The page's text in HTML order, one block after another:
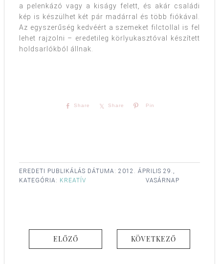
a pelenkázó vagy a kiságy felett, és akár családi
kép is készülhet két pár madárral és több fiókával.
Az egyszerűség kedvéért a szemeket filctollal is fel
lehet rajzolni – eredetileg körlyukasztóval készített
holdsarlókból állnak.
Share Share Pin
EREDETI PUBLIKÁLÁS DÁTUMA: 2012. ÁPRILIS 29.,
VASÁRNAP
KATEGÓRIA: KREATÍV
ELŐZŐ KÖVETKEZŐ